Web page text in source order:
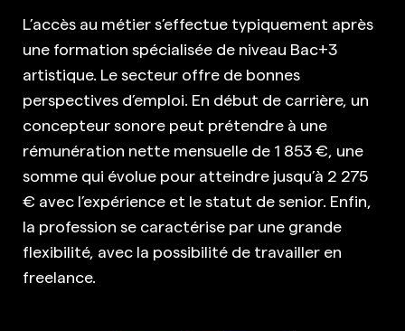
L’accès au métier s’effectue typiquement après
une formation spécialisée de niveau Bac+3
artistique. Le secteur offre de bonnes
perspectives d’emploi. En début de carrière, un
concepteur sonore peut prétendre à une
rémunération nette mensuelle de 1 853 €, une
somme qui évolue pour atteindre jusqu’à 2 275
€ avec l’expérience et le statut de senior. Enfin,
la profession se caractérise par une grande
flexibilité, avec la possibilité de travailler en
freelance.